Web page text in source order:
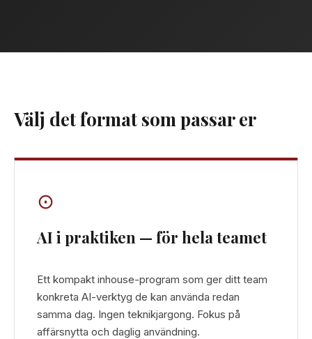
Välj det format som passar er
⊙
AI i praktiken — för hela teamet
Ett kompakt inhouse-program som ger ditt team
konkreta AI-verktyg de kan använda redan
samma dag. Ingen teknikjargong. Fokus på
affärsnytta och daglig användning.